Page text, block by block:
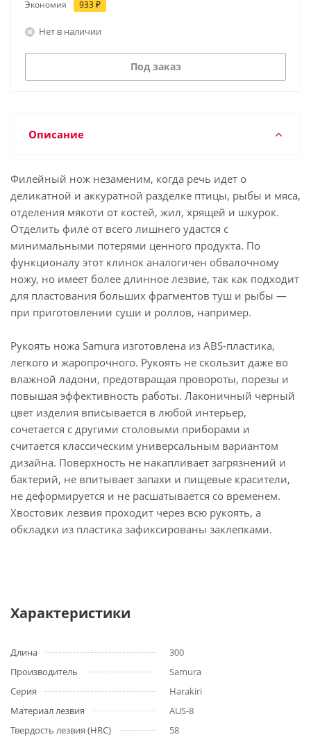
Экономия 933₽
Нет в наличии
Под заказ
Описание
Филейный нож незаменим, когда речь идет о
деликатной и аккуратной разделке птицы, рыбы и мяса,
отделения мякоти от костей, жил, хрящей и шкурок.
Отделить филе от всего лишнего удастся с
минимальными потерями ценного продукта. По
функционалу этот клинок аналогичен обвалочному
ножу, но имеет более длинное лезвие, так как подходит
для пластования больших фрагментов туш и рыбы —
при приготовлении суши и роллов, например.
Рукоять ножа Samura изготовлена из ABS-пластика,
легкого и жаропрочного. Рукоять не скользит даже во
влажной ладони, предотвращая провороты, порезы и
повышая эффективность работы. Лаконичный черный
цвет изделия вписывается в любой интерьер,
сочетается с другими столовыми приборами и
считается классическим универсальным вариантом
дизайна. Поверхность не накапливает загрязнений и
бактерий, не впитывает запахи и пищевые красители,
не деформируется и не расшатывается со временем.
Хвостовик лезвия проходит через всю рукоять, а
обкладки из пластика зафиксированы заклепками.
Характеристики
Длина
300
Производитель
Samura
Серия
Harakiri
Материал лезвия
AUS-8
Твердость лезвия (HRC)
58